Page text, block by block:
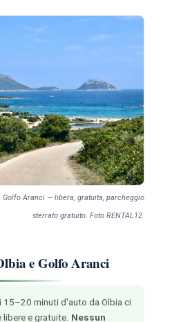
Golfo Aranci — libera, gratuita, parcheggio
sterrato gratuito. Foto RENTAL12.
e Golfo Aranci
15–20 minuti d'auto da Olbia ci
libere e gratuite. Nessun